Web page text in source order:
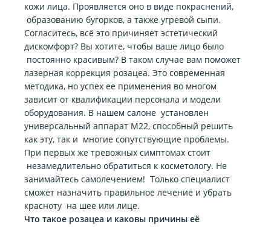
кожи лица. Проявляется оно в виде покраснений,
образованию бугорков, а также угревой сыпи.
Согласитесь, всё это причиняет эстетический
дискомфорт? Вы хотите, чтобы ваше лицо было
постоянно красивым? В таком случае вам поможет
лазерная коррекция розацеа. Это современная
методика, но успех ее применения во многом
зависит от квалификации персонала и модели
оборудования. В нашем салоне установлен
универсальный аппарат M22, способный решить
как эту, так и многие сопутствующие проблемы.
При первых же тревожных симптомах стоит
незамедлительно обратиться к косметологу. Не
занимайтесь самолечением! Только специалист
сможет назначить правильное лечение и убрать
красноту на шее или лице.
Что такое розацеа и каковы причины её